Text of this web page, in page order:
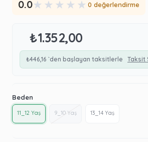
0.0★ ★ ★ ★ ★ 0 değerlendirme
₺1.352,00
₺446,16 `den başlayan taksitlerle Taksit
Beden
11_12 Yaş 9_10 Yaş 13_14 Yaş